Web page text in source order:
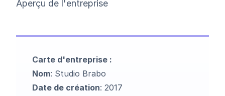
Aperçu de l'entreprise
Carte d'entreprise :
Nom: Studio Brabo
Date de création: 2017